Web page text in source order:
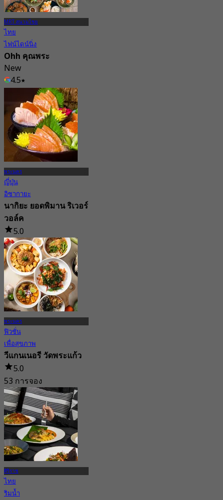
MRT สนามไชย
ไทย
ไฟน์ไดน์นิ่ง
Ohh คุณพระ
New
4.5
฿ 325
พระนคร
ญี่ปุ่น
อิซากายะ
นากิยะ ยอดพิมาน ริเวอร์
วอล์ค
5.0
58 การจอง
จาก฿ 499.75
พระนคร
ฟิวชั่น
เพื่อสุขภาพ
วีแกนเนอรี วัดพระแก้ว
5.0
53 การจอง
จาก฿ 216.66
ศิริราช
ไทย
ริมน้ำ